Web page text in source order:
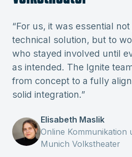
“For us, it was essential
technical solution, but to
who stayed involved until
as intended. The Ignite
from concept to a fully
solid integration.”
Elisabeth Maslik
Online Kommunikation
Munich Volkstheater